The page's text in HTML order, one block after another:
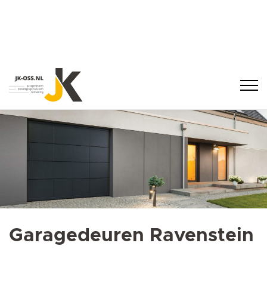
Garagedeuren Ravenstein